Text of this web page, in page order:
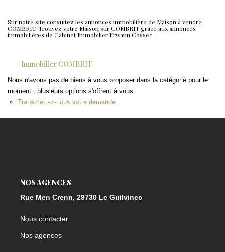
Nos Actualités
Créer une alerte
Sur notre site consultez les annonces immobilière de Maison à vendre
COMBRIT. Trouvez votre Maison sur COMBRIT grâce aux annonces
immobilières de Cabinet Immobilier Erwann Cossec.
Immobilier COMBRIT
Nous n'avons pas de biens à vous proposer dans la catégorie pour le
moment , plusieurs options s'offrent à vous :
Transmettez-nous votre demande
NOS AGENCES
Rue Men Crenn, 29730 Le Guilvinec
Nous contacter
Nos agences